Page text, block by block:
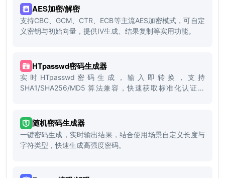
AES加密/解密
支持CBC、GCM、CTR、ECB等主流AES加密模式，可自定
义密钥与初始向量，提供IV生成、结果复制等实用功能。
HTpasswd密码生成器
实时HTpasswd密码生成，输入即转换，支持
SHA1/SHA256/MD5 算法兼容，快速获取标准化认证格
随机密码生成器
一键密码生成，实时输出结果，结合使用场景自定义长度与
字符类型，快速生成高强度密码。